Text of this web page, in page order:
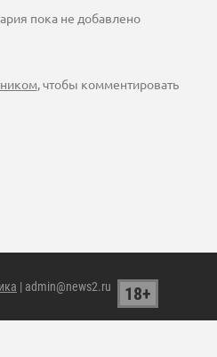
пока не добавлено
, чтобы комментировать
| admin@news2.ru 18+